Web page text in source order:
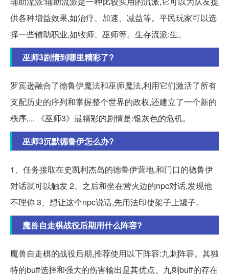
供各种增益效果,如治疗、加速、减益等。平民玩家可以选
择一些辅助职业,如牧师、巫师等。生存流派:生。
巫师3剧情到哪里精彩了?
罗宾逊融合了德鲁伊魔法和巫师魔法,利用它们激活了所有
支配历史的序列和掌握整个世界的政权,还建立了一个新的
秩序,... 《巫师3》最精彩的剧情是:银灰色的危机。
巫师3沉默德鲁伊怎么办?
1、任务接取在史凯利杰岛的德鲁伊营地,和门口的德鲁伊
对话就可以触发 2、之后和坐在营火边的npc对话,发现他
不理你 3、想让这个npc说话,先用法印使架子上罐子。
魔兽自走棋战役后期用什么阵容?
魔兽自走棋的战役后期,推荐使用以下阵容:九刺阵容。其独
特的buff选择和强大的伤害输出是其优点。九刺buff的存在